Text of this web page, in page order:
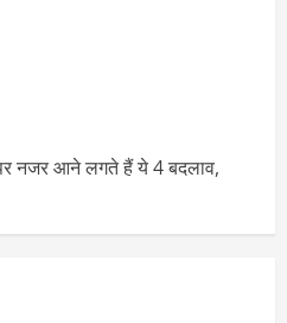
नजर आने लगते हैं ये 4 बदलाव,